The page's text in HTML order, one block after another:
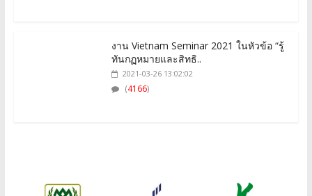
2021-03-26 13:02:02
(4166)